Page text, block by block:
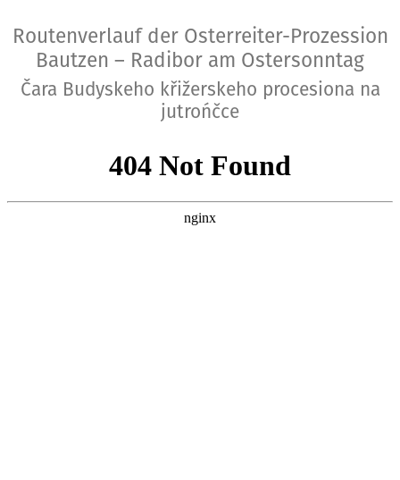
Routenverlauf der Osterreiter-Prozession
Bautzen – Radibor am Ostersonntag
Čara Budyskeho křižerskeho procesiona na
jutrońčce